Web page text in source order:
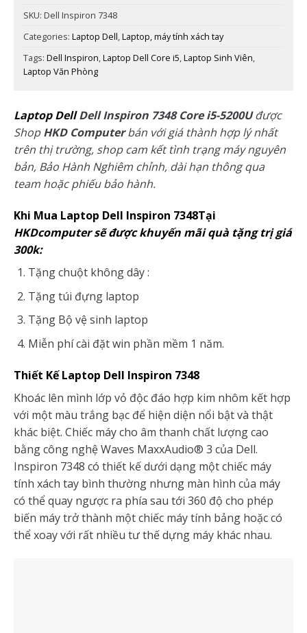
SKU: Dell Inspiron 7348
Categories: Laptop Dell Laptop, máy tính xách tay
Tags: Dell Inspiron Laptop Dell Core i5 Laptop Sinh Viên
Laptop Văn Phòng
Laptop DellDell Inspiron 7348 Core i5-5200Uđược
ShopHKD Computerbán với giá thành hợp lý nhất
trên thị trường, shop cam kết tình trạng máy nguyên
bản, Bảo Hành Nghiêm chỉnh, dài hạn thông qua
team hoặc phiếu bảo hành.
Khi Mua Laptop Dell Inspiron 7348Tại
HKDcomputer sẽ được khuyến mãi quà tặng trị giá
300k:
Tặng chuột không dây :
Tặng túi đựng laptop
Tặng Bộ vệ sinh laptop
Miễn phí cài đặt win phần mềm 1 năm.
Thiết Kế Laptop Dell Inspiron 7348
Khoác lên mình lớp vỏ độc đáo hợp kim nhôm kết hợp
với một màu trắng bạc để hiện diện nổi bật và thật
khác biệt. Chiếc máy cho âm thanh chất lượng cao
bằng công nghệ Waves MaxxAudio® 3 của Dell.
Inspiron 7348 có thiết kế dưới dạng một chiếc máy
tính xách tay bình thường nhưng màn hình của máy
có thể quay ngược ra phía sau tới 360 độ cho phép
biến máy trở thành một chiếc máy tính bảng hoặc có
thể xoay với rất nhiều tư thế dựng máy khác nhau.